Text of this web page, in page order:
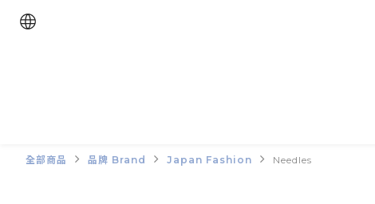
全部商品 品牌 Brand Japan Fashion Needles